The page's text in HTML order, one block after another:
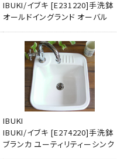
IBUKI/イブキ [E231220]手洗鉢
オールドイングランド オーバル
IBUKI
IBUKI/イブキ [E274220]手洗鉢
ブランカ ユーティリティーシンク